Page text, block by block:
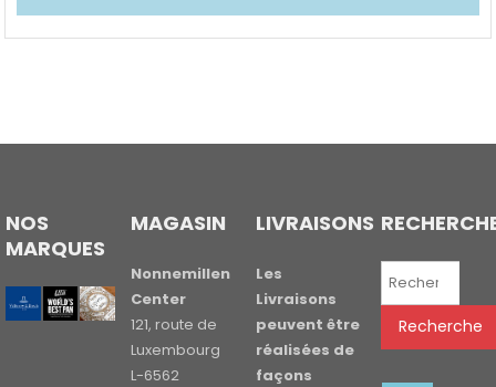
NOS
MARQUES
MAGASIN
Nonnemillen
Center
121, route de
Luxembourg
L-6562
LIVRAISONS
Les
Livraisons
peuvent être
réalisées de
façons
Recherche